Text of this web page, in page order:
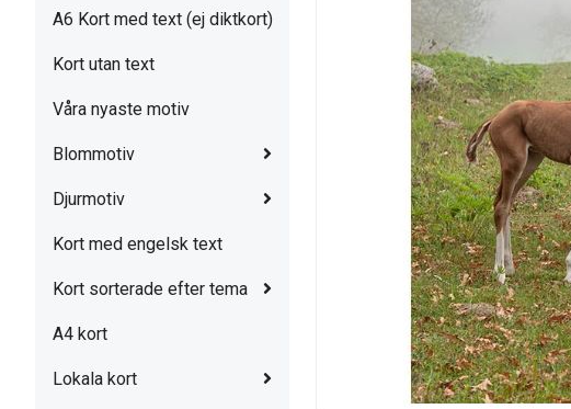
A6 Kort med text (ej diktkort)
Kort utan text
Våra nyaste motiv
Blommotiv
Djurmotiv
Kort med engelsk text
Kort sorterade efter tema
A4 kort
Lokala kort